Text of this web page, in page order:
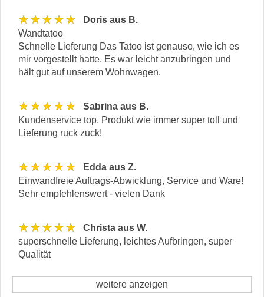
★★★★★
Doris aus B.
Wandtatoo
Schnelle Lieferung Das Tatoo ist genauso, wie ich es
mir vorgestellt hatte. Es war leicht anzubringen und
hält gut auf unserem Wohnwagen.
★★★★★
Sabrina aus B.
Kundenservice top, Produkt wie immer super toll und
Lieferung ruck zuck!
★★★★★
Edda aus Z.
Einwandfreie Auftrags-Abwicklung, Service und Ware!
Sehr empfehlenswert - vielen Dank
★★★★★
Christa aus W.
superschnelle Lieferung, leichtes Aufbringen, super
Qualität
weitere anzeigen